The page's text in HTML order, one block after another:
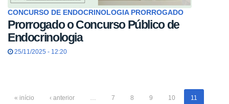
CONCURSO DE ENDOCRINOLOGIA PRORROGADO
Prorrogado o Concurso Público de
Endocrinologia
25/11/2025 - 12:20
« início ‹ anterior … 7 8 9 10 11